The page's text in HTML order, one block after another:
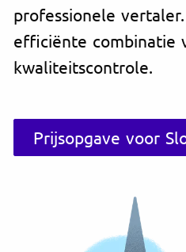
professionele
efficiënte combinatie
kwaliteitscontrole.
Prijsopgave voor